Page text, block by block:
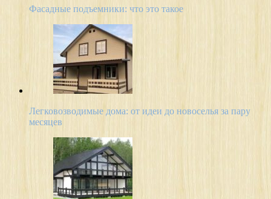
Фасадные подъемники: что это такое
Легковозводимые дома: от идеи до новоселья за пару
месяцев